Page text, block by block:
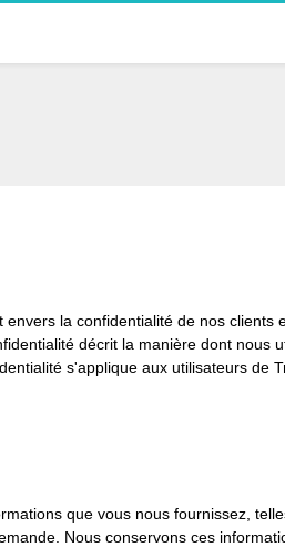
la confidentialité de nos clients
décrit la manière dont nous
s'applique aux utilisateurs de
que vous nous fournissez,
Nous conservons ces